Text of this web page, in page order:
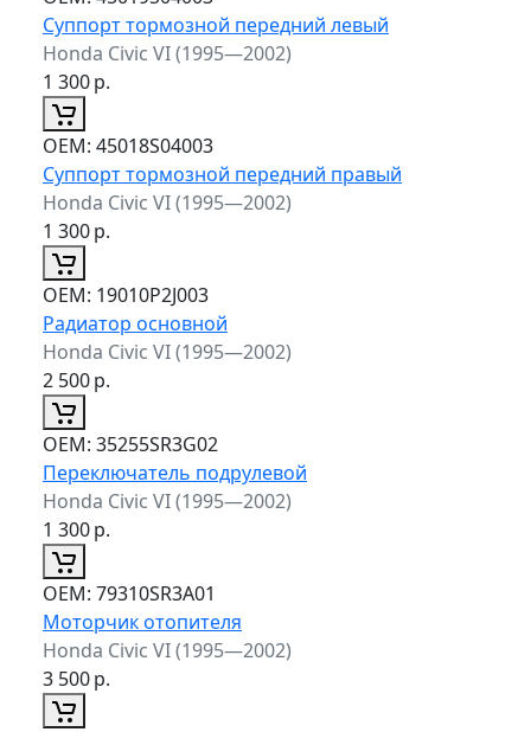
Суппорт тормозной передний левый
Honda Civic VI (1995—2002)
1 300р.
ОЕМ: 45018S04003
Суппорт тормозной передний правый
Honda Civic VI (1995—2002)
1 300р.
ОЕМ: 19010P2J003
Радиатор основной
Honda Civic VI (1995—2002)
2 500р.
ОЕМ: 35255SR3G02
Переключатель подрулевой
Honda Civic VI (1995—2002)
1 300р.
ОЕМ: 79310SR3A01
Моторчик отопителя
Honda Civic VI (1995—2002)
3 500р.